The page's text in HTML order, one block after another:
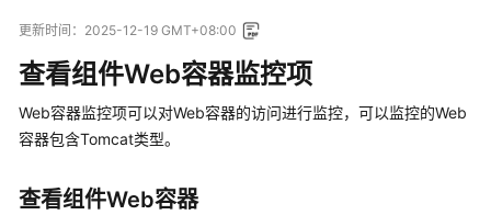
新
动
态
产
介
绍
更新时间： 2025-12-19 GMT+08:00
查看组件Web容器监控项
Web容器监控项可以对Web容器的访问进行监控，可以监控的Web
容器包含Tomcat类型。
查看组件Web容器